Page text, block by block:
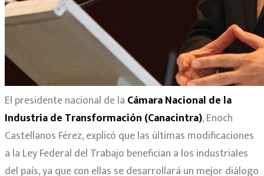
El presidente nacional de la Cámara Nacional de la
Industria de Transformación (Canacintra), Enoch
Castellanos Férez, explicó que las últimas modificaciones
a la Ley Federal del Trabajo benefician a los industriales
del país, ya que con ellas se desarrollará un mejor diálogo